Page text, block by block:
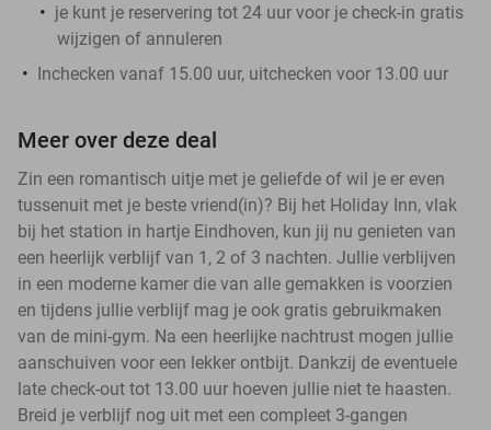
je kunt je reservering tot 24 uur voor je check-in gratis
wijzigen of annuleren
Inchecken vanaf 15.00 uur, uitchecken voor 13.00 uur
Meer over deze deal
Zin een romantisch uitje met je geliefde of wil je er even
tussenuit met je beste vriend(in)? Bij het Holiday Inn, vlak
bij het station in hartje Eindhoven, kun jij nu genieten van
een heerlijk verblijf van 1, 2 of 3 nachten. Jullie verblijven
in een moderne kamer die van alle gemakken is voorzien
en tijdens jullie verblijf mag je ook gratis gebruikmaken
van de mini-gym. Na een heerlijke nachtrust mogen jullie
aanschuiven voor een lekker ontbijt. Dankzij de eventuele
late check-out tot 13.00 uur hoeven jullie niet te haasten.
Breid je verblijf nog uit met een compleet 3-gangen